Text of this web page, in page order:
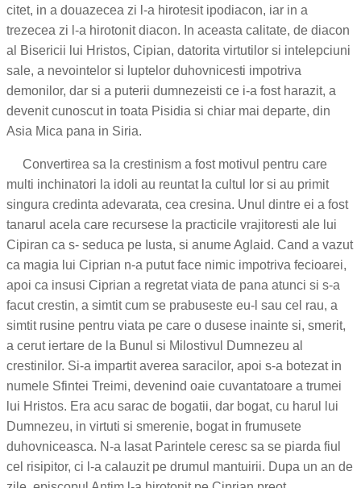
citet, in a douazecea zi l-a hirotesit ipodiacon, iar in a
trezecea zi l-a hirotonit diacon. In aceasta calitate, de diacon
al Bisericii lui Hristos, Cipian, datorita virtutilor si intelepciuni
sale, a nevointelor si luptelor duhovnicesti impotriva
demonilor, dar si a puterii dumnezeisti ce i-a fost harazit, a
devenit cunoscut in toata Pisidia si chiar mai departe, din
Asia Mica pana in Siria.
Convertirea sa la crestinism a fost motivul pentru care
multi inchinatori la idoli au reuntat la cultul lor si au primit
singura credinta adevarata, cea cresina. Unul dintre ei a fost
tanarul acela care recursese la practicile vrajitoresti ale lui
Cipiran ca s- seduca pe Iusta, si anume Aglaid. Cand a vazut
ca magia lui Ciprian n-a putut face nimic impotriva fecioarei,
apoi ca insusi Ciprian a regretat viata de pana atunci si s-a
facut crestin, a simtit cum se prabuseste eu-l sau cel rau, a
simtit rusine pentru viata pe care o dusese inainte si, smerit,
a cerut iertare de la Bunul si Milostivul Dumnezeu al
crestinilor. Si-a impartit averea saracilor, apoi s-a botezat in
numele Sfintei Treimi, devenind oaie cuvantatoare a trumei
lui Hristos. Era acu sarac de bogatii, dar bogat, cu harul lui
Dumnezeu, in virtuti si smerenie, bogat in frumusete
duhovniceasca. N-a lasat Parintele ceresc sa se piarda fiul
cel risipitor, ci l-a calauzit pe drumul mantuirii. Dupa un an de